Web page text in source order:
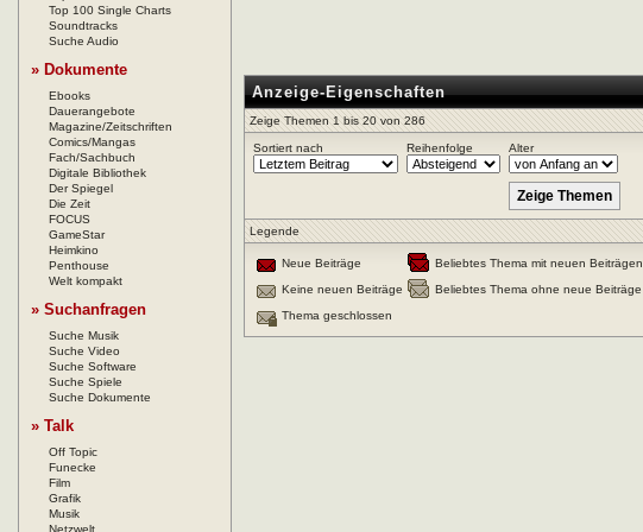
Top 100 Single Charts
Soundtracks
Suche Audio
» Dokumente
Ebooks
Dauerangebote
Magazine/Zeitschriften
Comics/Mangas
Fach/Sachbuch
Digitale Bibliothek
Der Spiegel
Die Zeit
FOCUS
GameStar
Heimkino
Penthouse
Welt kompakt
» Suchanfragen
Suche Musik
Suche Video
Suche Software
Suche Spiele
Suche Dokumente
» Talk
Off Topic
Funecke
Film
Grafik
Musik
Anzeige-Eigenschaften
Zeige Themen 1 bis 20 von 286
Sortiert nach Reihenfolge Alter
Legende
Neue Beiträge
Beliebtes Thema mit neuen Beiträgen
Keine neuen Beiträge
Beliebtes Thema ohne neue Beiträge
Thema geschlossen